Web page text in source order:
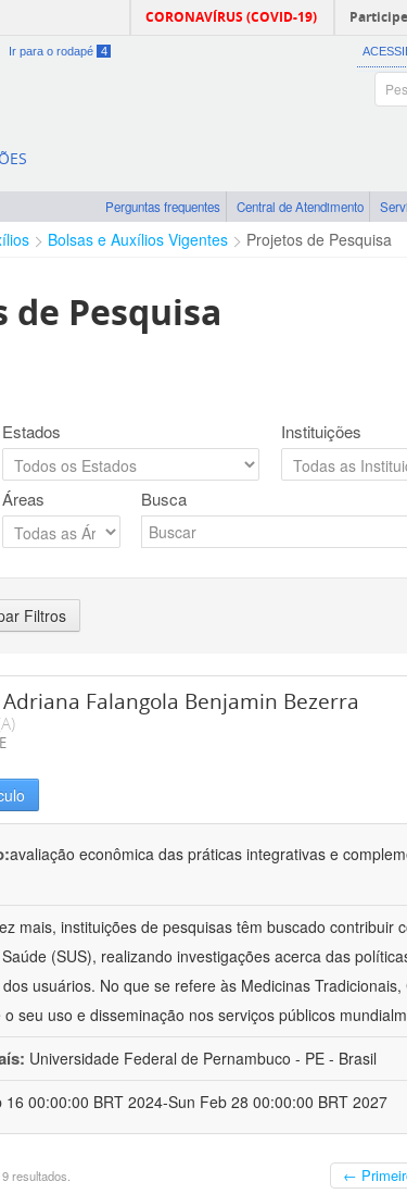
CORONAVÍRUS (COVID-19) Participe
Ir para o rodapé 4
Perguntas frequentes Central de Atendimento
Bolsas e Auxílios Vigentes Projetos de Pesquisa
de Pesquisa
Estados Instituições
Áreas Busca
Filtros
Adriana Falangola Benjamin Bezerra
avaliação econômica das práticas integrativas e
mais, instituições de pesquisas têm buscado contribuir
(SUS), realizando investigações acerca das
usuários. No que se refere às Medicinas
seu uso e disseminação nos serviços públicos
Universidade Federal de Pernambuco - PE - Brasil
16 00:00:00 BRT 2024-Sun Feb 28 00:00:00 BRT 2027
resultados. ←